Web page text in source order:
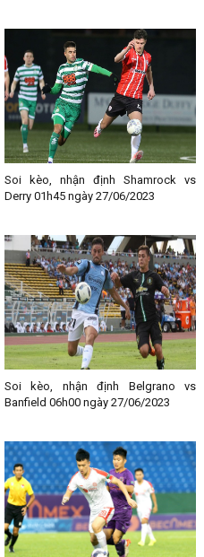
Soi kèo, nhận định Shamrock vs
Derry 01h45 ngày 27/06/2023
Soi kèo, nhận định Belgrano vs
Banfield 06h00 ngày 27/06/2023